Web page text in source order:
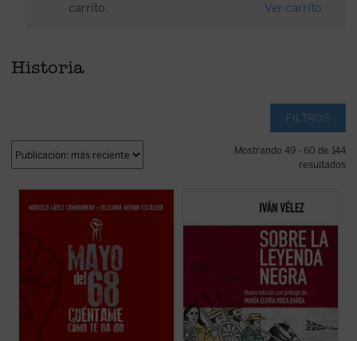
carrito.
Ver carrito
Historia
FILTROS
Mostrando 49 - 60 de 144
resultados
conversaciones con relevantes
personalidades españolas y europeas
(protagonistas todas ellas de aquellos
acontecimientos), diferentes aspectos
fundamentales de aquel frenético mes de
mayo, tales como la experiencia ...
Sobre la Leyenda Negratrata de analizar,
cuestión a cuestión, cada uno de los hitos y
historiográfico erigido a partir de dicho
rótulo, sino ante todo un prisma a través
(ver ficha)